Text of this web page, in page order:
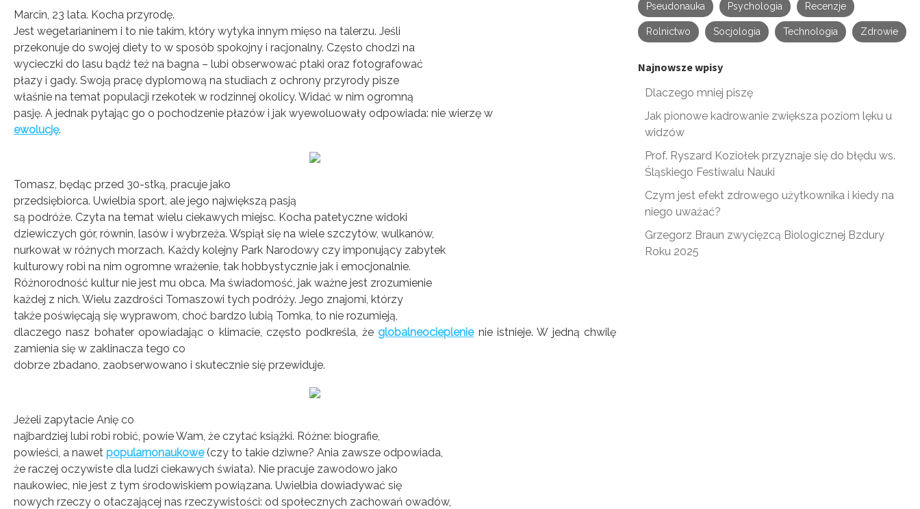
Marcin, 23 lata. Kocha przyrodę.
Jest wegetarianinem i to nie takim, który wytyka innym mięso na talerzu. Jeśli
przekonuje do swojej diety to w sposób spokojny i racjonalny. Często chodzi na
wycieczki do lasu bądź też na bagna – lubi obserwować ptaki oraz fotografować
płazy i gady. Swoją pracę dyplomową na studiach z ochrony przyrody pisze
właśnie na temat populacji rzekotek w rodzinnej okolicy. Widać w nim ogromną
pasję. A jednak pytając go o pochodzenie płazów i jak wyewoluowały odpowiada: nie wierzę w
ewolucję.
Tomasz, będąc przed 30-stką, pracuje jako
przedsiębiorca. Uwielbia sport, ale jego największą pasją
są podróże. Czyta na temat wielu ciekawych miejsc. Kocha patetyczne widoki
dziewiczych gór, równin, lasów i wybrzeża. Wspiął się na wiele szczytów, wulkanów,
nurkował w różnych morzach. Każdy kolejny Park Narodowy czy imponujący zabytek
kulturowy robi na nim ogromne wrażenie, tak hobbystycznie jak i emocjonalnie.
Różnorodność kultur nie jest mu obca. Ma świadomość, jak ważne jest zrozumienie
każdej z nich. Wielu zazdrości Tomaszowi tych podróży. Jego znajomi, którzy
także poświęcają się wyprawom, choć bardzo lubią Tomka, to nie rozumieją,
dlaczego nasz bohater opowiadając o klimacie, często podkreśla, żeglobalneocieplenienie istnieje. W jedną chwilę
zamienia się w zaklinacza tego co
dobrze zbadano, zaobserwowano i skutecznie się przewiduje.
Jeżeli zapytacie Anię co
najbardziej lubi robi robić, powie Wam, że czytać książki. Różne: biografie,
powieści, a nawet popularnonaukowe(czy to takie dziwne? Ania zawsze odpowiada,
że raczej oczywiste dla ludzi ciekawych świata). Nie pracuje zawodowo jako
naukowiec, nie jest z tym środowiskiem powiązana. Uwielbia dowiadywać się
nowych rzeczy o otaczającej nas rzeczywistości: od społecznych zachowań owadów,
Pseudonauka Psychologia Recenzje
Rolnictwo Socjologia Technologia Zdrowie
Najnowsze wpisy
Dlaczego mniej piszę
Jak pionowe kadrowanie zwiększa poziom lęku u
widzów
Prof. Ryszard Koziołek przyznaje się do błędu ws.
Śląskiego Festiwalu Nauki
Czym jest efekt zdrowego użytkownika i kiedy na
niego uważać?
Grzegorz Braun zwycięzcą Biologicznej Bzdury
Roku 2025